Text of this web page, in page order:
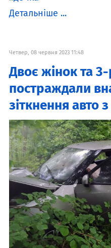
Детальніше ...
Четвер, 08 червня 2023 11:48
Двоє жінок та
постраждали
зіткнення авто